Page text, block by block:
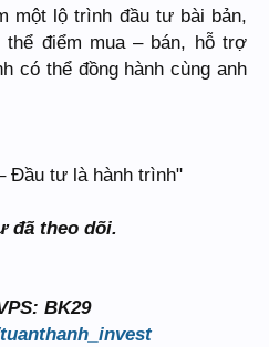
một lộ trình đầu tư bài bản,
điểm mua – bán, hỗ trợ
có thể đồng hành cùng anh
Đầu tư là hành trình"
đã theo dõi.
BK29